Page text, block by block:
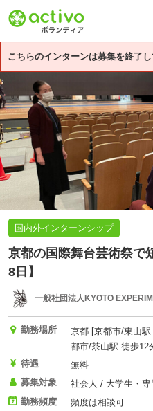
こちらのインターンは募集を終了し
基本情報 募集詳細
国内外インターンシップ
京都の国際舞台芸術祭で
8日】
一般社団法人KYOTO
勤務場所
京都 [京都市/東山
都市/茶山駅 徒歩12
待遇
無料
募集対象
社会人 / 大学生・専
勤務頻度
頻度は相談可